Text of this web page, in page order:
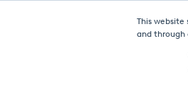
This website
and through